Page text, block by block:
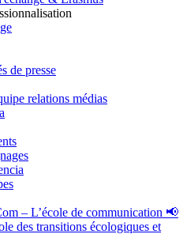
de presse
relations médias
– L’école de communication 📢
des transitions écologiques et